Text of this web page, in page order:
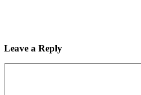
Leave a Reply